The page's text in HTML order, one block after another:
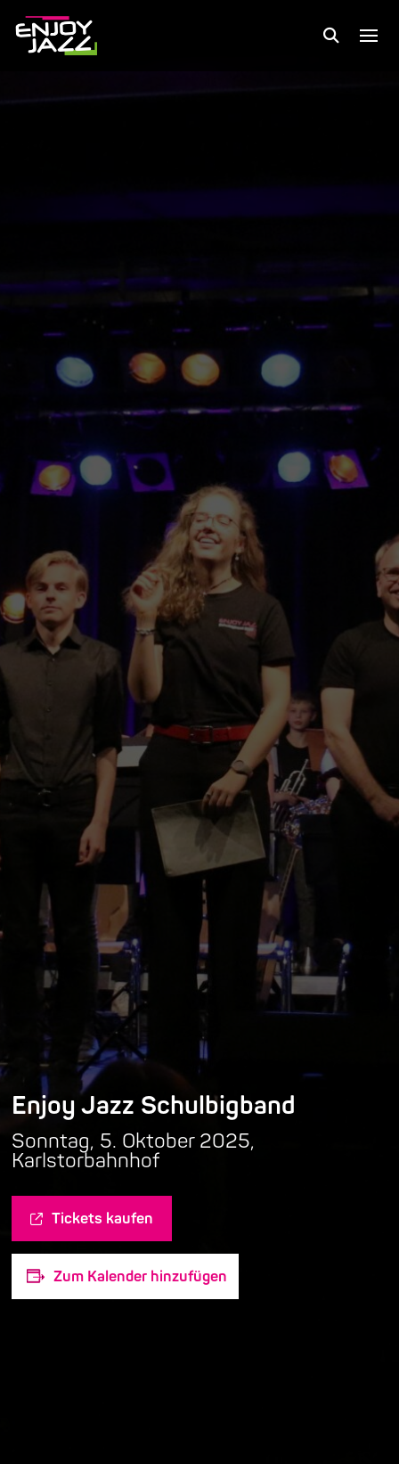
Enjoy Jazz Schulbigband
Sonntag, 5. Oktober 2025,
Karlstorbahnhof
Tickets kaufen
Zum Kalender hinzufügen